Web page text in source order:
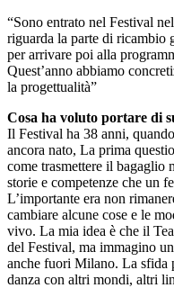
“Sono entrato nel Festival
riguarda la parte di ricambio
per arrivare poi alla
Quest’anno abbiamo
la progettualità”
Cosa ha voluto portare di
Il Festival ha 38 anni,
ancora nato, La prima
come trasmettere il bagaglio
storie e competenze che un
L’importante era non
cambiare alcune cose e le
vivo. La mia idea è che il
del Festival, ma immagino
anche fuori Milano. La sfida
danza con altri mondi, altri